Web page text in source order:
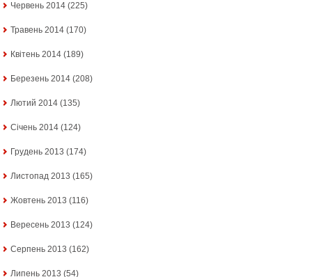
Червень 2014 (225)
Травень 2014 (170)
Квітень 2014 (189)
Березень 2014 (208)
Лютий 2014 (135)
Січень 2014 (124)
Грудень 2013 (174)
Листопад 2013 (165)
Жовтень 2013 (116)
Вересень 2013 (124)
Серпень 2013 (162)
Липень 2013 (54)